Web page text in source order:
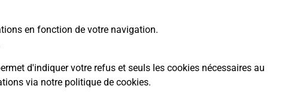
en fonction de votre navigation.
d'indiquer votre refus et seuls les cookies nécessaires au
via notre politique de cookies.